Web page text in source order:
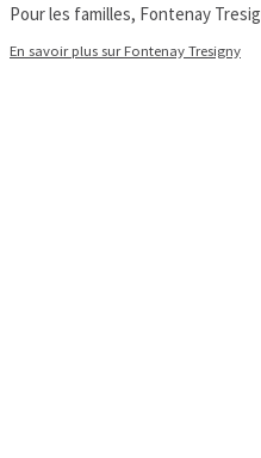
Pour les familles, Fontenay
En savoir plus sur Fontenay Tresigny